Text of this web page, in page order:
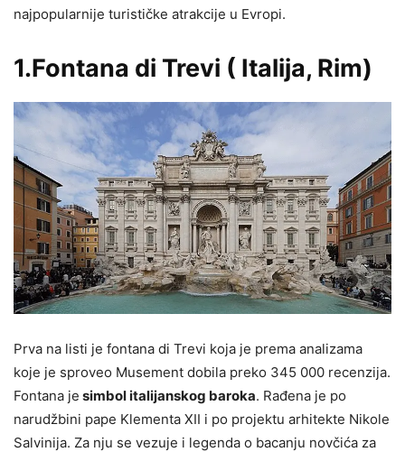
najpopularnije turističke atrakcije u Evropi.
1.Fontana di Trevi ( Italija, Rim)
Prva na listi je fontana di Trevi koja je prema analizama
koje je sproveo Musement dobila preko 345 000 recenzija.
Fontana je simbol italijanskog baroka. Rađena je po
narudžbini pape Klementa XII i po projektu arhitekte Nikole
Salvinija. Za nju se vezuje i legenda o bacanju novčića za